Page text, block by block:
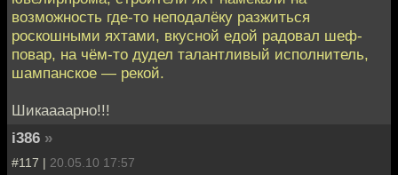
возможность где-то неподалёку разжиться
роскошными яхтами, вкусной едой радовал шеф-
повар, на чём-то дудел талантливый исполнитель,
шампанское — рекой.
Шикаааарно!!!
i386 »
#117 | 20.05.10 17:57